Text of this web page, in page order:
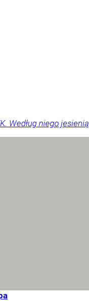
niego jesienią